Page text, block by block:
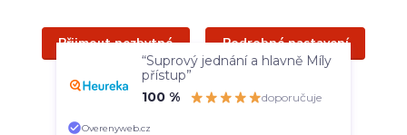
Upravit sběr cookies.
Vytvořeno na
Přijmout nezbytné Podrobné nastavení
Přijmout všechny
“Suprový jednání a hlavně Míly
přístup”
100 %
doporučuje
Overenyweb.cz